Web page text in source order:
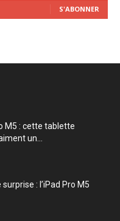
S'ABONNER
M5 : cette tablette
un...
: l’iPad Pro M5